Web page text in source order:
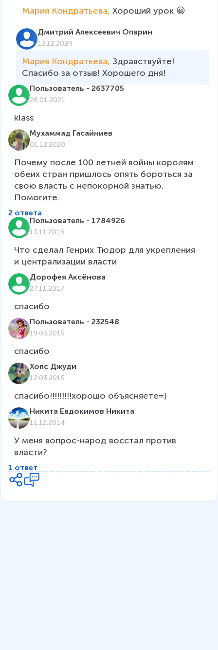
Мария Кондратьева, Хороший урок 😀
Дмитрий Алексеевич Опарин
13.12.2024
Мария Кондратьева, Здравствуйте!
Спасибо за отзыв! Хорошего дня!
Пользователь - 2637705
26.01.2021
Мухаммад Гасайниев
01.12.2020
Почему после 100 летней войны королям
обеих стран пришлось опять бороться за
свою власть с непокорной знатью.
Помогите.
2 ответа
Пользователь - 1784926
13.11.2019
Что сделал Генрих Тюдор для укрепления
и централизации власти
Дорофея Аксёнова
27.11.2017
спасибо
Пользователь - 232548
19.03.2015
спасибо
Хопс Джуди
12.03.2015
Никита Евдокимов Никита
11.12.2014
У меня вопрос-народ восстал против
власти?
1 ответ